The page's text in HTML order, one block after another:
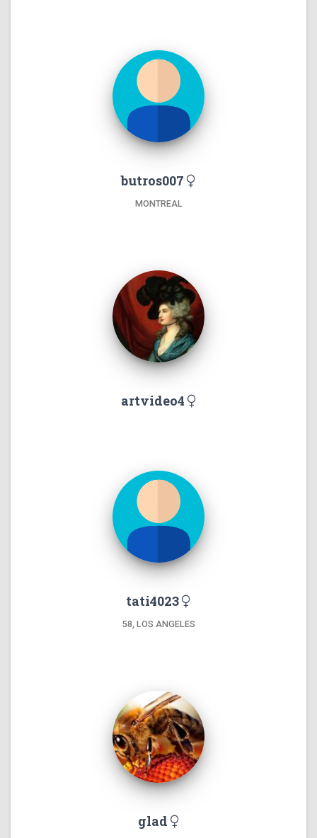
butros007
MONTREAL
artvideo4
tati4023
58, LOS ANGELES
glad